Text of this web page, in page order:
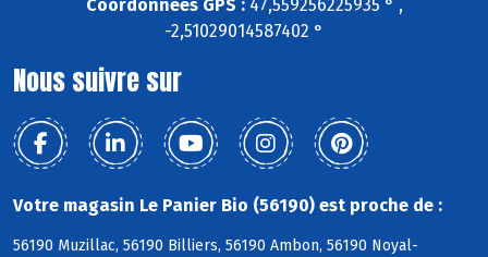
Coordonnées GPS :47,559256225935 ° ,
-2,51029014587402 °
Nous suivre sur
Votre magasin Le Panier Bio (56190) est proche de :
56190 Muzillac, 56190 Billiers, 56190 Ambon, 56190 Noyal-